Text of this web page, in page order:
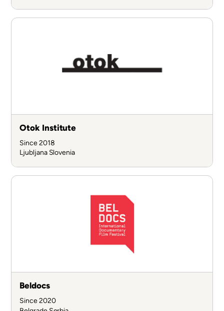
Otok Institute
Since 2018
Ljubljana Slovenia
Beldocs
Since 2020